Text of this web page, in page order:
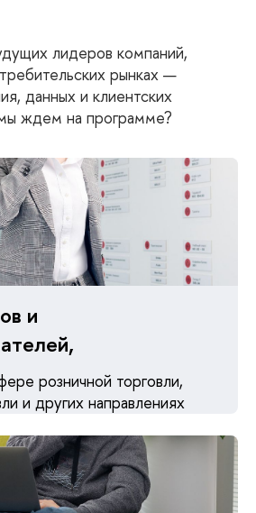
лидеров компаний,
рынках —
данных и клиентских
ждем на программе?
и
розничной торговли,
и других направлениях
и цифровых навыков,
и профессиональном